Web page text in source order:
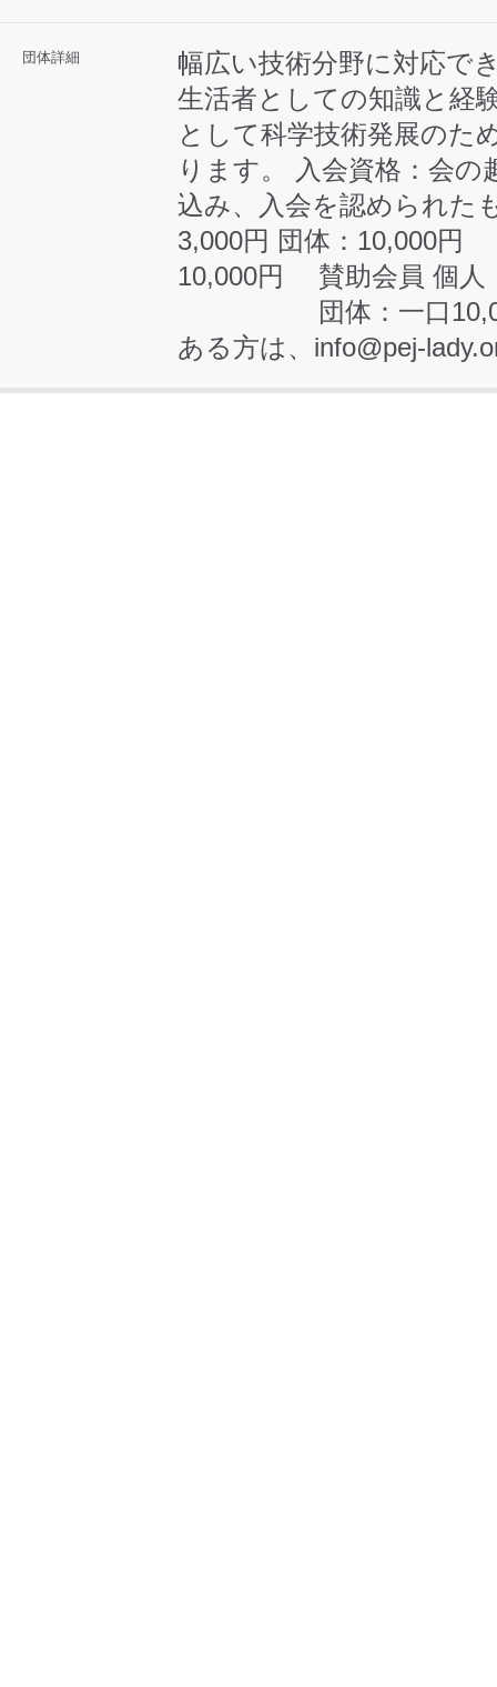
団体詳細
幅広い技術分野に対応で
生活者としての知識と経
として科学技術発展のた
ります。 入会資格：会
込み、入会を認められ
3,000円 団体：10,000円
10,000円 賛助会員 個人
団体：一口10,000
ある方は、info@pej-